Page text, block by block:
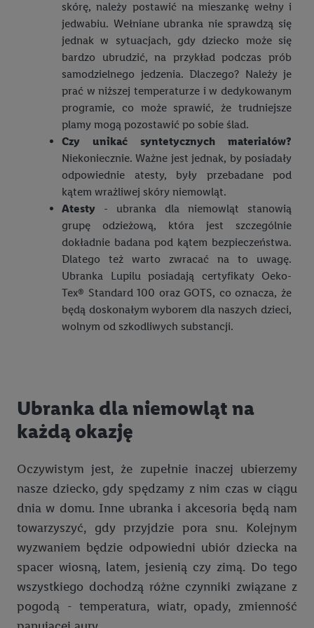
Jak zrobić warzywniak na balkonie?
Zbieranie deszczówki – dlaczego warto to robić?
Aranżacja balkonu w bloku – jak urządzić taką przestrzeń?
Wiosna w ogrodzie – jakie porządki wykonać po zimie?
Kalendarz ogrodnika – co kiedy sadzić?
Jesień w ogrodzie – czym się zająć?
Kompost – sprawdź, jak możesz go pozyskać!
Myjka ciśnieniowa – jaką wybrać?
Jak wybrać odpowiednią kosiarkę?
Jak prawidłowo kosić trawnik i przycinać żywopłot?
Dekoracje do ogrodu – znajdź ciekawe inspiracje!
Jak urozmaicić swój ogród?
5 zasad dobrego grillowania
Grill do ogrodu - jaki model wybrać?
Zabawy na dworze i w ogrodzie
Szycie w domu – przydatne hobby!
Skład pieluszek jest ważny
Pieluchy dla niemowlaka: na co zwrócić uwagę przy zakupie?
Pieluchy czy pantsy? Kiedy przejść na pieluchomajtki?
Wakacje z niemowlakiem
Rozmiary pieluch: jak odpowiednio je dobrać?
Idealny baby shower
Wyjątkowe dekoracje na baby shower
Jak zrobić tort z pieluch? DIY
Jak zrobić wózek z pieluch? DIY
Top 10 zabaw na baby shower
Najbardziej przydatne prezenty dla noworodka i rodziców
Zabawki Montessori – co warto o nich wiedzieć?
Pierwsze zabawki dla niemowląt
Drewniane zabawki- dlaczego warto, 10 najważniejszych zalet
Odgrywanie ról – zabawa dla dzieci w domu
Trampolina dla dzieci – jaką wybrać?
Sposoby na nudę – poznaj je wszystkie!
Pokój dziecięcy – jak go urządzić?
Jak urządzić pokój młodzieżowy dla nastolatka lub nastolatki?
Gotowi do szkoły!
Plecaki szkolne i tornistry dla dzieci – jakie powinny być?
Wyprawka szkolna – lista przyborów do wszystkich klas
Moda
Tabele rozmiarów - Moda damska i męska
Zwierzęta
skórę, należy postawić na mieszankę wełny i
jedwabiu. Wełniane ubranka nie sprawdzą się
jednak w sytuacjach, gdy dziecko może się
bardzo ubrudzić, na przykład podczas prób
samodzielnego jedzenia. Dlaczego? Należy je
prać w niższej temperaturze i w dedykowanym
programie, co może sprawić, że trudniejsze
plamy mogą pozostawić po sobie ślad.
Czy unikać syntetycznych materiałów?
Niekoniecznie. Ważne jest jednak, by posiadały
odpowiednie atesty, były przebadane pod
kątem wrażliwej skóry niemowląt.
Atesty - ubranka dla niemowląt stanowią
grupę odzieżową, która jest szczególnie
dokładnie badana pod kątem bezpieczeństwa.
Dlatego też warto zwracać na to uwagę.
Ubranka Lupilu posiadają certyfikaty Oeko-
Tex® Standard 100 oraz GOTS, co oznacza, że
będą doskonałym wyborem dla naszych dzieci,
wolnym od szkodliwych substancji.
Ubranka dla niemowląt na
każdą okazję
Oczywistym jest, że zupełnie inaczej ubierzemy
nasze dziecko, gdy spędzamy z nim czas w ciągu
dnia w domu. Inne ubranka i akcesoria będą nam
towarzyszyć, gdy przyjdzie pora snu. Kolejnym
wyzwaniem będzie odpowiedni ubiór dziecka na
spacer wiosną, latem, jesienią czy zimą. Do tego
wszystkiego dochodzą różne czynniki związane z
pogodą - temperatura, wiatr, opady, zmienność